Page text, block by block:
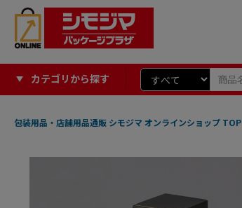
カテゴリから探す
包装用品・店舗用品通販 シモジマ オンラインショップ TOP